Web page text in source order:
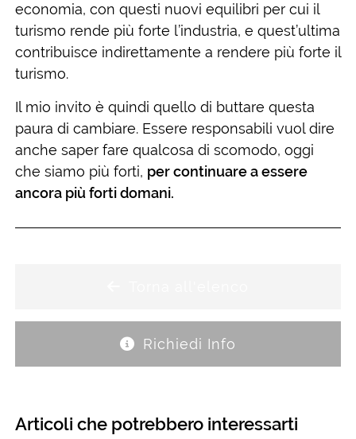
economia, con questi nuovi equilibri per cui il
turismo rende più forte l’industria, e quest’ultima
contribuisce indirettamente a rendere più forte il
turismo.
Il mio invito è quindi quello di buttare questa
paura di cambiare. Essere responsabili vuol dire
anche saper fare qualcosa di scomodo, oggi
che siamo più forti, per continuare a essere
ancora più forti domani.
Richiedi Info
Articoli che potrebbero interessarti